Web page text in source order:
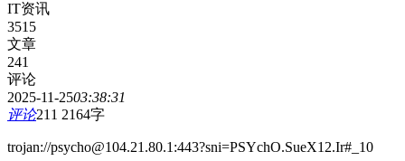
IT资讯
3515
文章
241
评论
2025-11-2503:38:31
评论211 2164字
trojan://psycho@104.21.80.1:443?sni=PSYchO.SueX12.Ir#_10